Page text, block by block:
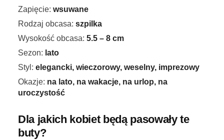
Zapięcie: wsuwane
Rodzaj obcasa: szpilka
Wysokość obcasa: 5.5 – 8 cm
Sezon: lato
Styl: elegancki, wieczorowy, weselny, imprezowy
Okazje: na lato, na wakacje, na urlop, na
uroczystość
Dla jakich kobiet będą pasowały te
buty?